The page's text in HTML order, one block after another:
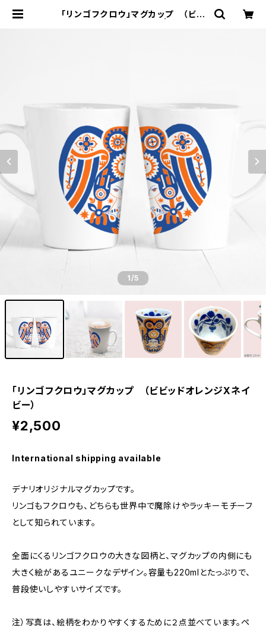
「リンゴフクロウ」マグカップ （ビビ
1/5
「リンゴフクロウ」マグカップ （ビビッドオレンジXネイ
ビー）
¥2,500
International shipping available
デナリオリジナルマグカップです。
リンゴもフクロウも、どちらも世界中で魔除けやラッキーモチーフ
として知られています。
全面にくるリンゴフクロウの大きな図柄と、マグカップの内側にも
大きく絵があるユニークなデザイン。容量も220mlとたっぷりで、
普段使いしやすいサイズです。
注）写真は、絵柄をわかりやすくするために２点並べています。ペ